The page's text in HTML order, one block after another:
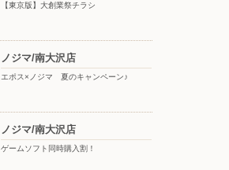
【東京版】大創業祭チラシ
ノジマ/南大沢店
エポス×ノジマ 夏のキャンペーン♪
ノジマ/南大沢店
ゲームソフト同時購入割！